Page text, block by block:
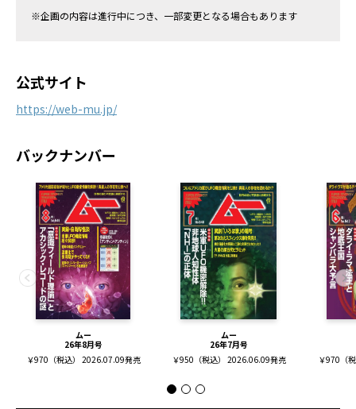
※企画の内容は進行中につき、一部変更となる場合もあります
公式サイト
https://web-mu.jp/
バックナンバー
ムー
26年8月号
￥970（税込） 2026.07.09発売
ムー
26年7月号
￥950（税込） 2026.06.09発売
￥970（